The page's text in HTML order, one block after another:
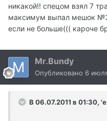
никакой!! спецом взял 7
максимум выпал мешок
если не больше((( кароче
Mr.Bundy
Опубликовано 6
В 06.07.2011 в 01:30,